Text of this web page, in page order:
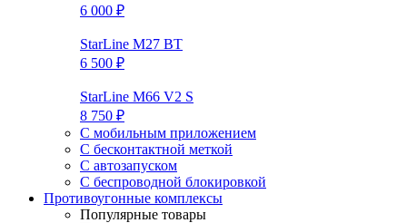
6 000 ₽
StarLine M27 BT
6 500 ₽
StarLine M66 V2 S
8 750 ₽
С мобильным приложением
С бесконтактной меткой
С автозапуском
С беспроводной блокировкой
Противоугонные комплексы
Популярные товары